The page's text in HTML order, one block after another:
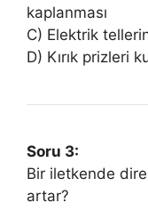
kaplanması
C) Elektrik
D) Kırık prizleri
Soru 3:
Bir iletkende
artar?